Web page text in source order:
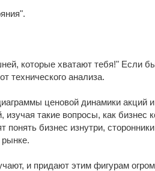
которые хватают тебя!" Если
технического анализа.
ценовой динамики акций и
такие вопросы, как бизнес
бизнес изнутри,
и придают этим фигурам